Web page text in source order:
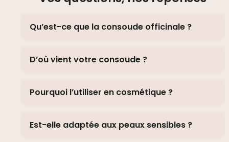
Qu’est-ce que la consoude officinale ?
D’où vient votre consoude ?
Pourquoi l’utiliser en cosmétique ?
Est-elle adaptée aux peaux sensibles ?